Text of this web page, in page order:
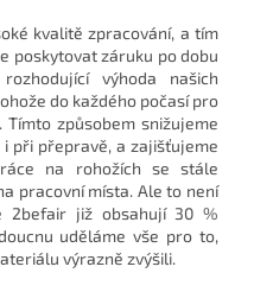
kvalitě zpracování, a tím
poskytovat záruku po dobu
výhoda našich
do každého počasí pro
Tímto způsobem snižujeme
při přepravě, a zajišťujeme
na rohožích se stále
pracovní místa. Ale to není
2befair již obsahují 30 %
uděláme vše pro to,
výrazně zvýšili.